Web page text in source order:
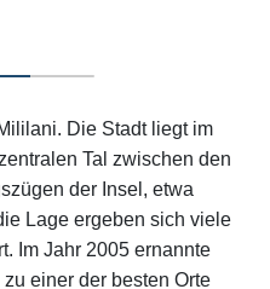
Die Stadt liegt im
Tal zwischen den
der Insel, etwa
Lage ergeben sich viele
Im Jahr 2005 ernannte
einer der besten Orte